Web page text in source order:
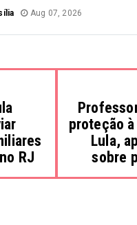
Aug 07, 2026
RJ
proteção
Lula,
sobre